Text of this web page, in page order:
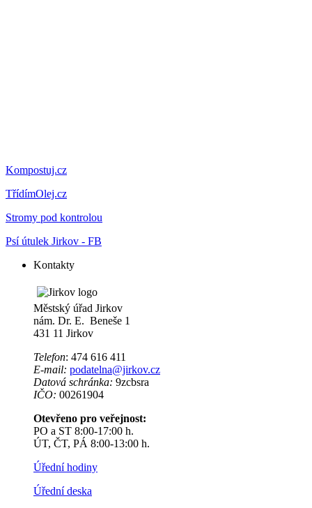
Kompostuj.cz
TřídímOlej.cz
Stromy pod kontrolou
Psí útulek Jirkov - FB
Kontakty
Městský úřad Jirkov
nám. Dr. E. Beneše 1
431 11 Jirkov
Telefon: 474 616 411
E-mail: podatelna@jirkov.cz
Datová schránka: 9zcbsra
IČO: 00261904
Otevřeno pro veřejnost:
PO a ST 8:00-17:00 h.
ÚT, ČT, PÁ 8:00-13:00 h.
Úřední hodiny
Úřední deska